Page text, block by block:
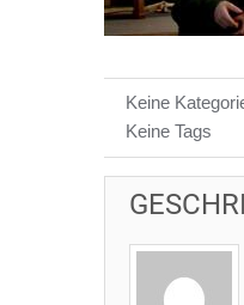
Keine
Keine Tags